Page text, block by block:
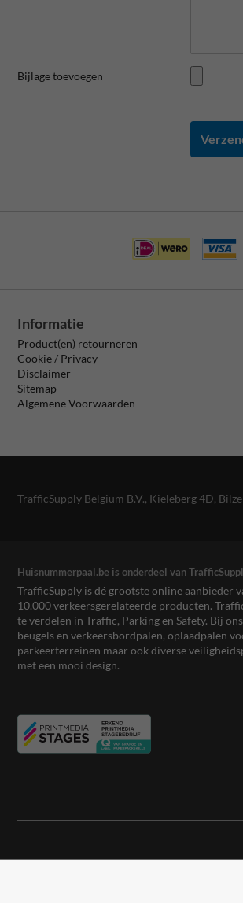
Bijlage toevoegen
Informatie
Product(en) retourneren
Cookie / Privacy
Disclaimer
Sitemap
Algemene Voorwaarden
TrafficSupply Belgium B.V., Kieleberg 4D,
Huisnummerpaal.be is onderdeel van
TrafficSupply is dé grootste online aanbieder
10.000 verkeersgerelateerde producten.
te verdelen in Traffic, Parking en Safety. Bij
beugels en verkeersbordpalen, oplaadpalen
parkeerterreinen maar ook diverse
met een mooi design.